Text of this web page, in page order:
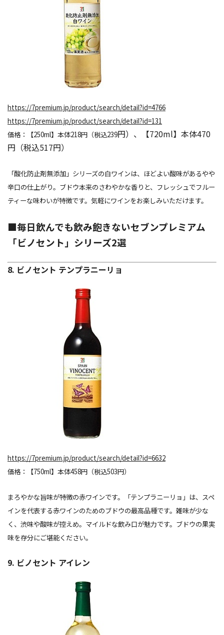
https://7premium.jp/product/search/detail?id=4766
https://7premium.jp/product/search/detail?id=131
価格：【250ml】本体218円（税込239円）、【720ml】本体470
円（税込517円）
「酸化防止剤無添加」シリーズの白ワインは、ほどよい酸味があるやや
辛口の仕上がり。ブドウ本来のさわやかな香りと、フレッシュでフルー
ティーな味わいが特徴です。気軽にワインをお楽しみいただけます。
■毎日飲んでも飲み飽きないセブンプレミアム
「ビノセント」シリーズ2選
8. ビノセント テンプラニーリョ
https://7premium.jp/product/search/detail?id=6632
価格：【750ml】本体458円（税込503円）
まろやかな旨味が特徴の赤ワインです。「テンプラニーリョ」は、スペ
インを代表する赤ワインのためのブドウの最高品種です。雑味が少な
く、渋味や酸味が控えめ。マイルドな飲み口が魅力です。ブドウの果実
味を存分にご堪能ください。
9. ビノセント アイレン